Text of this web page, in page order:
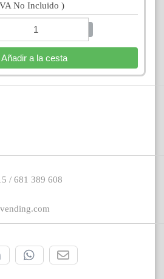
No Incluido )
Añadir a la cesta
/ 681 389 608